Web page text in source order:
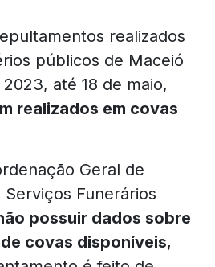
realizados
públicos de Maceió
até 18 de maio,
realizados em covas
Geral de
Serviços Funerários
possuir dados sobre
covas disponíveis,